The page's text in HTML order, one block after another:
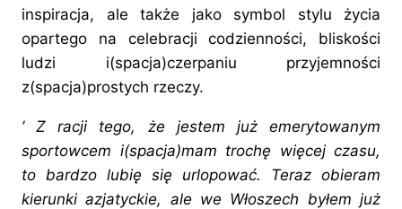
inspiracja, ale także jako symbol stylu życia
opartego na celebracji codzienności, bliskości
ludzi i(spacja)czerpaniu przyjemności
z(spacja)prostych rzeczy.
’ Z racji tego, że jestem już emerytowanym
sportowcem i(spacja)mam trochę więcejczasu,
to bardzo lubię się urlopować. Teraz obieram
kierunki azjatyckie, ale we Włoszech byłem już